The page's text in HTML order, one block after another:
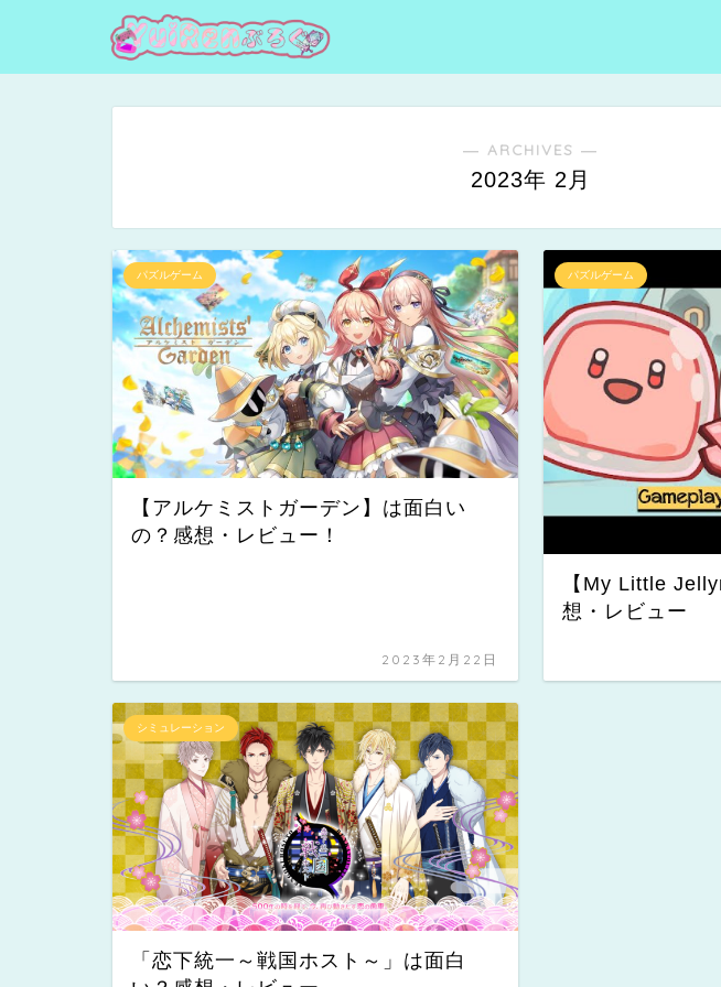
― ARCHIVES ―
2023年 2月
パズルゲーム
【アルケミストガーデン】は面白い
の？感想・レビュー！
2023年2月22日
パズルゲーム
【My Little
想・レビュー
シミュレーション
「恋下統一～戦国ホスト～」は面白